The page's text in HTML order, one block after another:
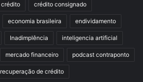
crédito crédito consignado
economia brasileira endividamento
Inadimplência inteligencia artificial
mercado financeiro podcast contraponto
recuperação de crédito